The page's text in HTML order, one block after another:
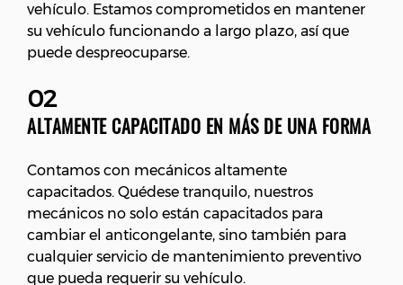
vehículo. Estamos comprometidos en mantener
su vehículo funcionando a largo plazo, así que
puede despreocuparse.
02
ALTAMENTE CAPACITADO EN MÁS DE UNA FORMA
Contamos con mecánicos altamente
capacitados. Quédese tranquilo, nuestros
mecánicos no solo están capacitados para
cambiar el anticongelante, sino también para
cualquier servicio de mantenimiento preventivo
que pueda requerir su vehículo.